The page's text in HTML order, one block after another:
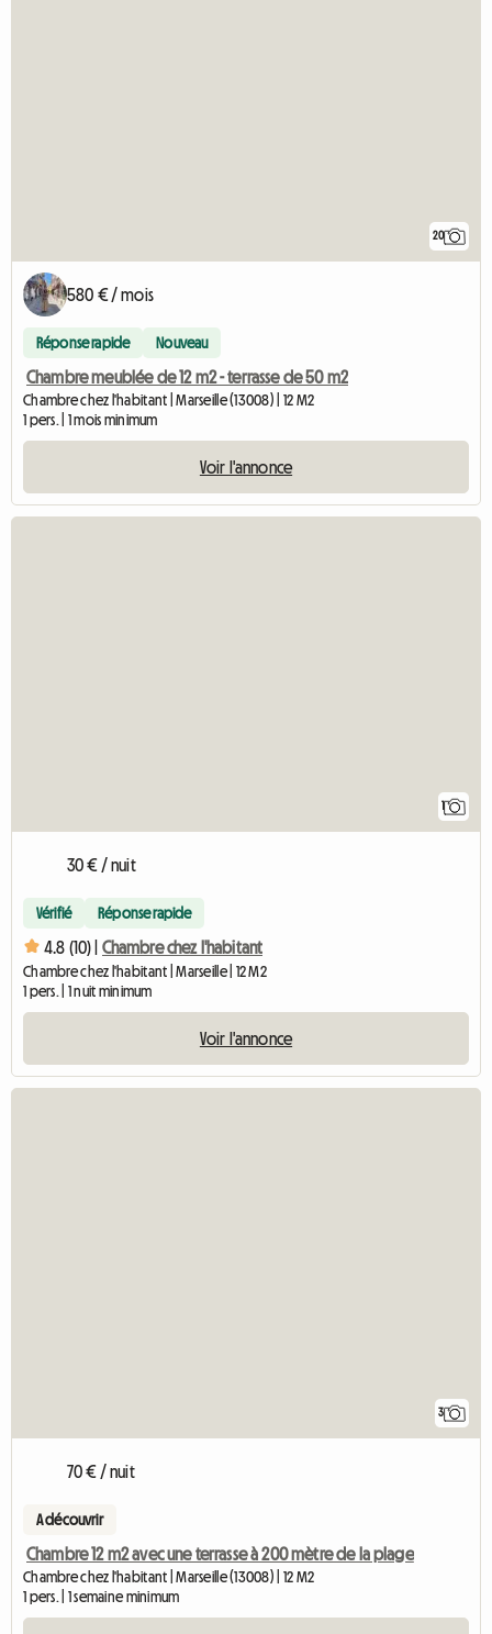
20
580 € / mois
Réponse rapide Nouveau
Chambre meublée de 12 m2 - terrasse de 50 m2
Chambre chez l'habitant | Marseille (13008) | 12 M2
1 pers. | 1 mois minimum
Voir l'annonce
1
30 € / nuit
Vérifié Réponse rapide
4.8 (10) | Chambre chez l'habitant
Chambre chez l'habitant | Marseille | 12 M2
1 pers. | 1 nuit minimum
Voir l'annonce
3
70 € / nuit
A découvrir
Chambre 12 m2 avec une terrasse à 200 mètre de la plage
Chambre chez l'habitant | Marseille (13008) | 12 M2
1 pers. | 1 semaine minimum